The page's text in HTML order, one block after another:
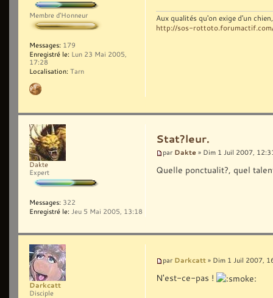
Aux qualités qu'on exige d'un
http://sos-
Membre d'Honneur
Messages: 179
Enregistré le: Lun 23 Mai 2005,
17:28
Localisation: Tarn
Stat?leur.
par Dakte » Dim 1 Juil 2007,
Quelle ponctualit?, quel
Dakte
Expert
Messages: 322
Enregistré le: Jeu 5 Mai 2005, 13:18
par Darkcatt » Dim 1 Juil 2007,
N'est-ce-pas !
Darkcatt
Disciple